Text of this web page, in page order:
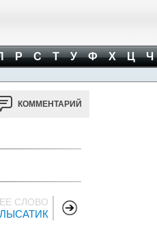
Р С Т У Ф Х Ц Ч
КОММЕНТАРИЙ
СЛОВО
ЛЫСАТИК